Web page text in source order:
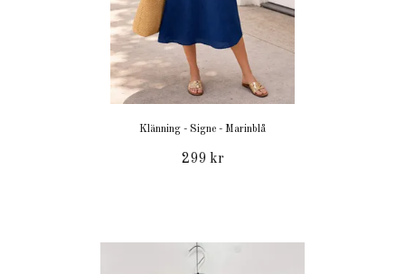
Klänning - Signe - Marinblå
299 kr